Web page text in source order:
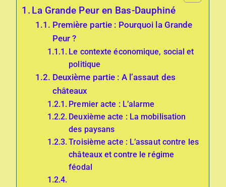
La Grande Peur en Bas-Dauphiné
Première partie : Pourquoi la Grande
Peur ?
Le contexte économique, social et
politique
Deuxième partie : A l’assaut des
châteaux
Premier acte : L’alarme
Deuxième acte : La mobilisation
des paysans
Troisième acte : L’assaut contre les
châteaux et contre le régime
féodal